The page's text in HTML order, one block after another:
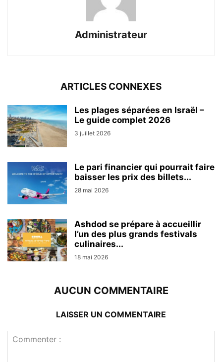
Administrateur
ARTICLES CONNEXES
Les plages séparées en Israël –
Le guide complet 2026
3 juillet 2026
Le pari financier qui pourrait faire
baisser les prix des billets...
28 mai 2026
Ashdod se prépare à accueillir
l’un des plus grands festivals
culinaires...
18 mai 2026
AUCUN COMMENTAIRE
LAISSER UN COMMENTAIRE